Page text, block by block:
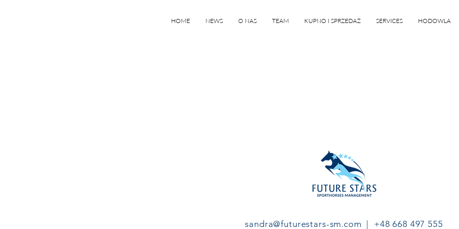
HOME NEWS O NAS TEAM KUPNO I SPRZEDAŻ SERVICES HODOWLA
sandra@futurestars-sm.com | +48 668 497 555